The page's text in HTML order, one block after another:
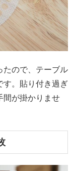
たので、テーブル
す。貼り付き過ぎ
間が掛かりませ